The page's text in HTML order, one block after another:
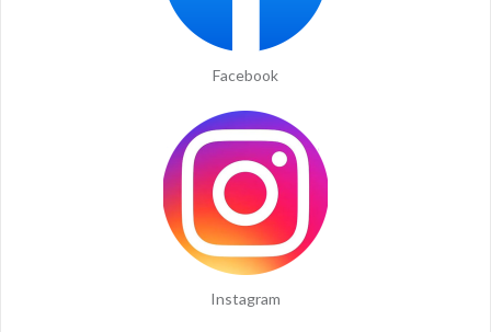
Facebook
Instagram